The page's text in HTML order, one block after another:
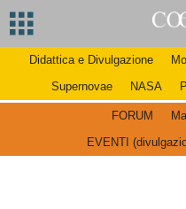
Didattica e Divulgazione
Supernovae
NASA
FORUM
EVENTI